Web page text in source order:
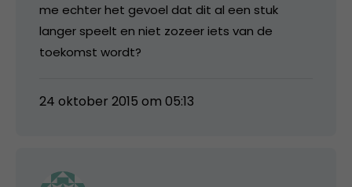
me echter het gevoel dat dit al een stuk
langer speelt en niet zozeer iets van de
toekomst wordt?
24 oktober 2015 om 05:13